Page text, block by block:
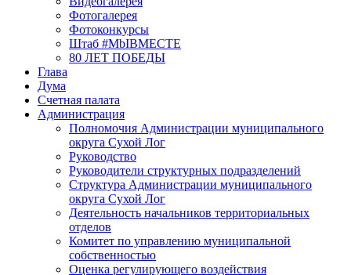
Фотогалерея
Фотоконкурсы
Штаб #MbIBMECTE
80 ЛЕТ ПОБЕДЫ
Глава
Дума
Счетная палата
Администрация
Полномочия Администрации муниципального
округа Сухой Лог
Руководство
Руководители структурных подразделений
Структура Администрации муниципального
округа Сухой Лог
Деятельность начальников территориальных
отделов
Комитет по управлению муниципальной
собственностью
Оценка регулирующего воздействия